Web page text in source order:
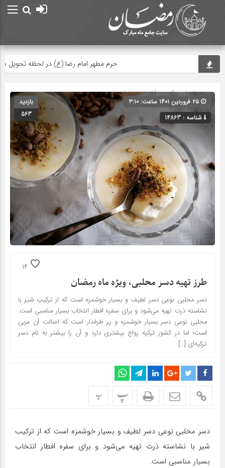
حرم مطهر امام رضا (ع) در لحظه تحویل سال
صفحه اصلی» گروه »آشپزی رمضان
شناسه : 14863
بازدید
563
14
طرز تهیه دسر محلبی، ویژه ماه رمضان
دسر محلبی نوعی دسر لطیف و بسیار خوشمزه است که از ترکیب شیر با
نشاسته ذرت تهیه می‌شود و برای سفره افطار انتخاب بسیار مناسبی است.
محلبی نوعی دسر بسیار خوشمزه و پر طرفدار است که اصالت آن عربی
است؛ اما در کشور ترکیه رواج بیشتری دارد و آن را بیشتر به نام دسر
ترکیه‌ای […]
پ پ
دسر محلبی نوعی دسر لطیف و بسیار خوشمزه است که از ترکیب
شیر با نشاسته ذرت تهیه می‌شود و برای سفره افطار انتخاب
بسیار مناسبی است.